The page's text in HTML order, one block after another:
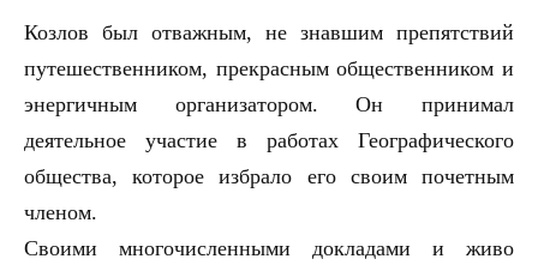
Козлов был отважным, не знавшим препятствий
путешественником, прекрасным общественником и
энергичным организатором. Он принимал
деятельное участие в работах Географического
общества, которое избрало его своим почетным
членом.
Своими многочисленными докладами и живо